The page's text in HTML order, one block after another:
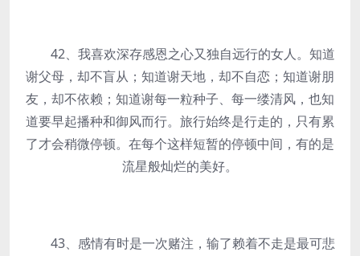
42、我喜欢深存感恩之心又独自远行的女人。知道
谢父母，却不盲从；知道谢天地，却不自恋；知道谢朋
友，却不依赖；知道谢每一粒种子、每一缕清风，也知
道要早起播种和御风而行。旅行始终是行走的，只有累
了才会稍微停顿。在每个这样短暂的停顿中间，有的是
流星般灿烂的美好。
43、感情有时是一次赌注，输了赖着不走是最可悲